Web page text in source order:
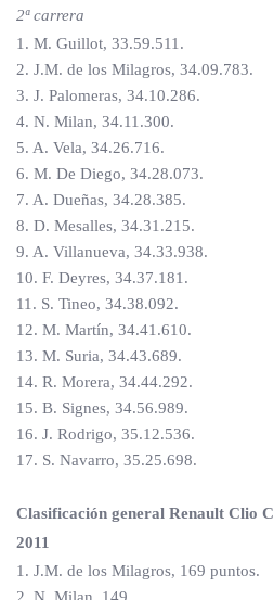
2ª carrera
1. M. Guillot, 33.59.511.
2. J.M. de los Milagros, 34.09.783.
3. J. Palomeras, 34.10.286.
4. N. Milan, 34.11.300.
5. A. Vela, 34.26.716.
6. M. De Diego, 34.28.073.
7. A. Dueñas, 34.28.385.
8. D. Mesalles, 34.31.215.
9. A. Villanueva, 34.33.938.
10. F. Deyres, 34.37.181.
11. S. Tineo, 34.38.092.
12. M. Martín, 34.41.610.
13. M. Suria, 34.43.689.
14. R. Morera, 34.44.292.
15. B. Signes, 34.56.989.
16. J. Rodrigo, 35.12.536.
17. S. Navarro, 35.25.698.
Clasificación general Renault Clio
2011
1. J.M. de los Milagros, 169 puntos.